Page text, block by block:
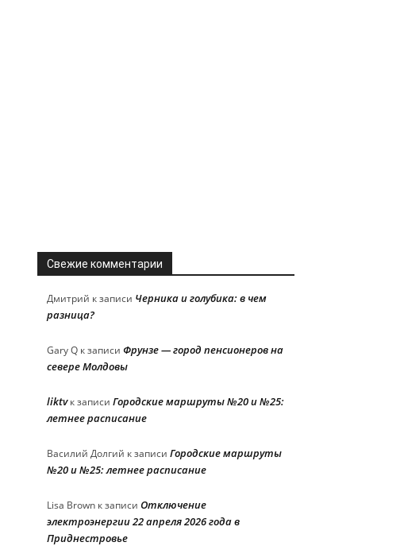
Свежие комментарии
Дмитрий к записи Черника и голубика: в чем
разница?
Gary Q к записи Фрунзе — город пенсионеров на
севере Молдовы
liktvк записи Городские маршруты №20 и №25:
летнее расписание
Василий Долгий к записи Городские маршруты
№20 и №25: летнее расписание
Lisa Brown к записи Отключение
электроэнергии 22 апреля 2026 года в
Приднестровье